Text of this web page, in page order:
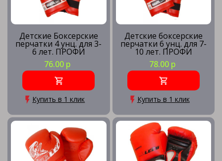
Детские Боксерские
перчатки 4 унц. для 3-
6 лет. ПРОФИ
76.00 р
Купить в 1 клик
Детские боксерские
перчатки 6 унц. для 7-
10 лет. ПРОФИ
78.00 р
Купить в 1 клик